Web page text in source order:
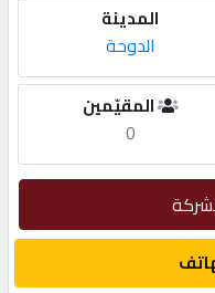
المدينة
الدوحة
المقيّمين
0